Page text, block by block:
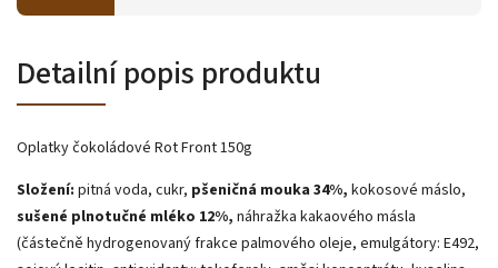
Detailní popis produktu
Oplatky čokoládové Rot Front 150g
Složení: pitná voda, cukr, pšeničná mouka 34%, kokosové máslo,
sušené plnotučné mléko 12%, náhražka kakaového másla
(částečně hydrogenovaný frakce palmového oleje, emulgátory: E492,